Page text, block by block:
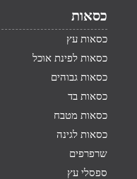
כסאות
כסאות עץ
כסאות לפינת אוכל
כסאות גבוהים
כסאות בד
כסאות מטבח
כסאות לגינה
שרפרפים
ספסלי עץ